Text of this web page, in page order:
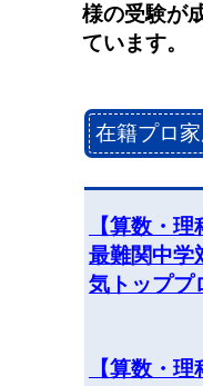
様の受験が
ています。
在籍プロ
【算数・
最難関中学
気トップ
【算数・